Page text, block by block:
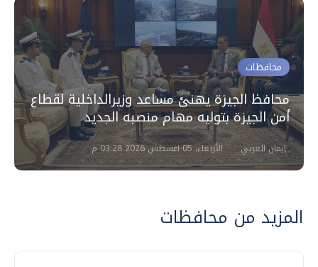
محافظات
محافظ الجيزة يهنئ مساعد وزيرالداخلية لقطاع
أمن الجيزة بتوليه مهام منصبه الجديد
إيمان العربي الأربعاء، 05 اغسطس 2026 03:28 م
المزيد من محافظات